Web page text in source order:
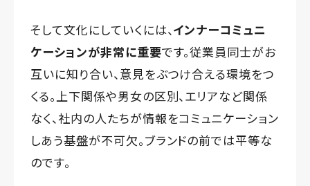
そして文化にしていくには、インナーコミュニ
ケーションが非常に重要です。従業員同士がお
互いに知り合い、意見をぶつけ合える環境をつ
くる。上下関係や男女の区別、エリアなど関係
なく、社内の人たちが情報をコミュニケーション
しあう基盤が不可欠。ブランドの前では平等な
のです。